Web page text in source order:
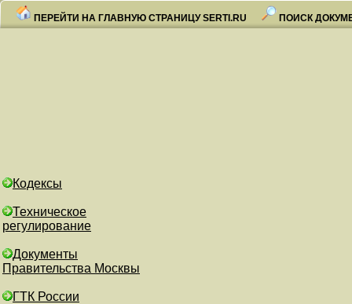
ПЕРЕЙТИ НА ГЛАВНУЮ СТРАНИЦУ SERTI.RU ПОИСК
Кодексы
Техническое
регулирование
Документы
Правительства Москвы
ГТК России